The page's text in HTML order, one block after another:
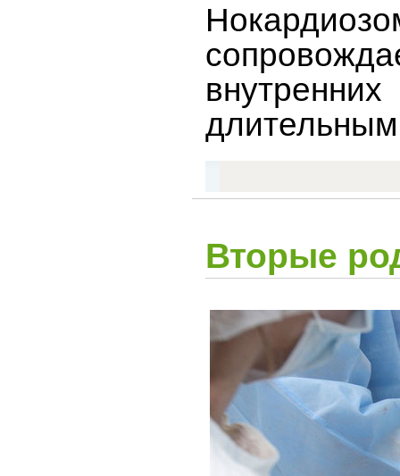
Вторые